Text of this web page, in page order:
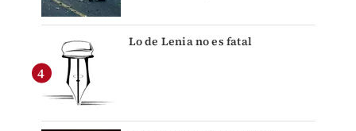
Lo de Lenia no es fatal